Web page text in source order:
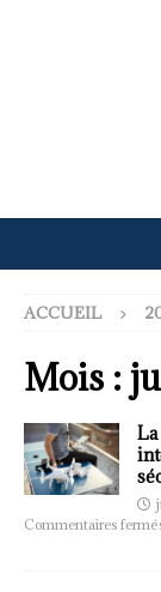
ACCUEIL
Mois :
Commentaires